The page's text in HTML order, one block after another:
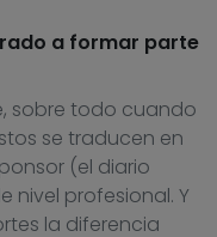
a formar parte
sobre todo cuando
se traducen en
(el diario
nivel profesional. Y
la diferencia